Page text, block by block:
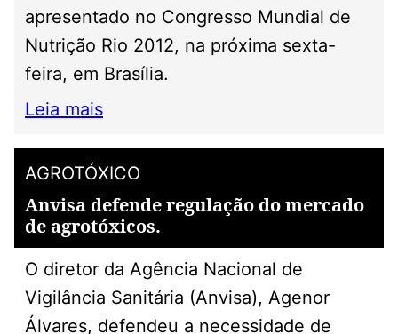
apresentado no Congresso Mundial de
Nutrição Rio 2012, na próxima sexta-
feira, em Brasília.
Leia mais
AGROTÓXICO
Anvisa defende regulação do mercado
de agrotóxicos.
O diretor da Agência Nacional de
Vigilância Sanitária (Anvisa), Agenor
Álvares, defendeu a necessidade de